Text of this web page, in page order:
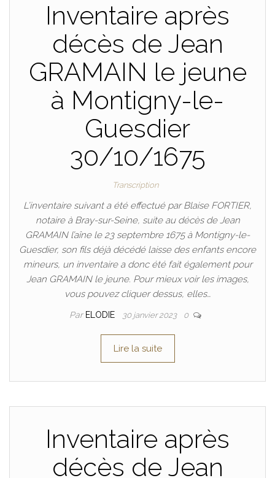
Inventaire après
décès de Jean
GRAMAIN le jeune
à Montigny-le-
Guesdier
30/10/1675
Transcription
L’inventaire suivant a été effectué par Blaise FORTIER,
notaire à Bray-sur-Seine, suite au décès de Jean
GRAMAIN l’aîne le 23 septembre 1675 à Montigny-le-
Guesdier, son fils déjà décédé laisse des enfants encore
mineurs, un inventaire a donc été fait également pour
Jean GRAMAIN le jeune. Pour mieux voir les images,
vous pouvez cliquer dessus, elles…
Par ELODIE 30 janvier 2023 0
Lire la suite
Inventaire après
décès de Jean